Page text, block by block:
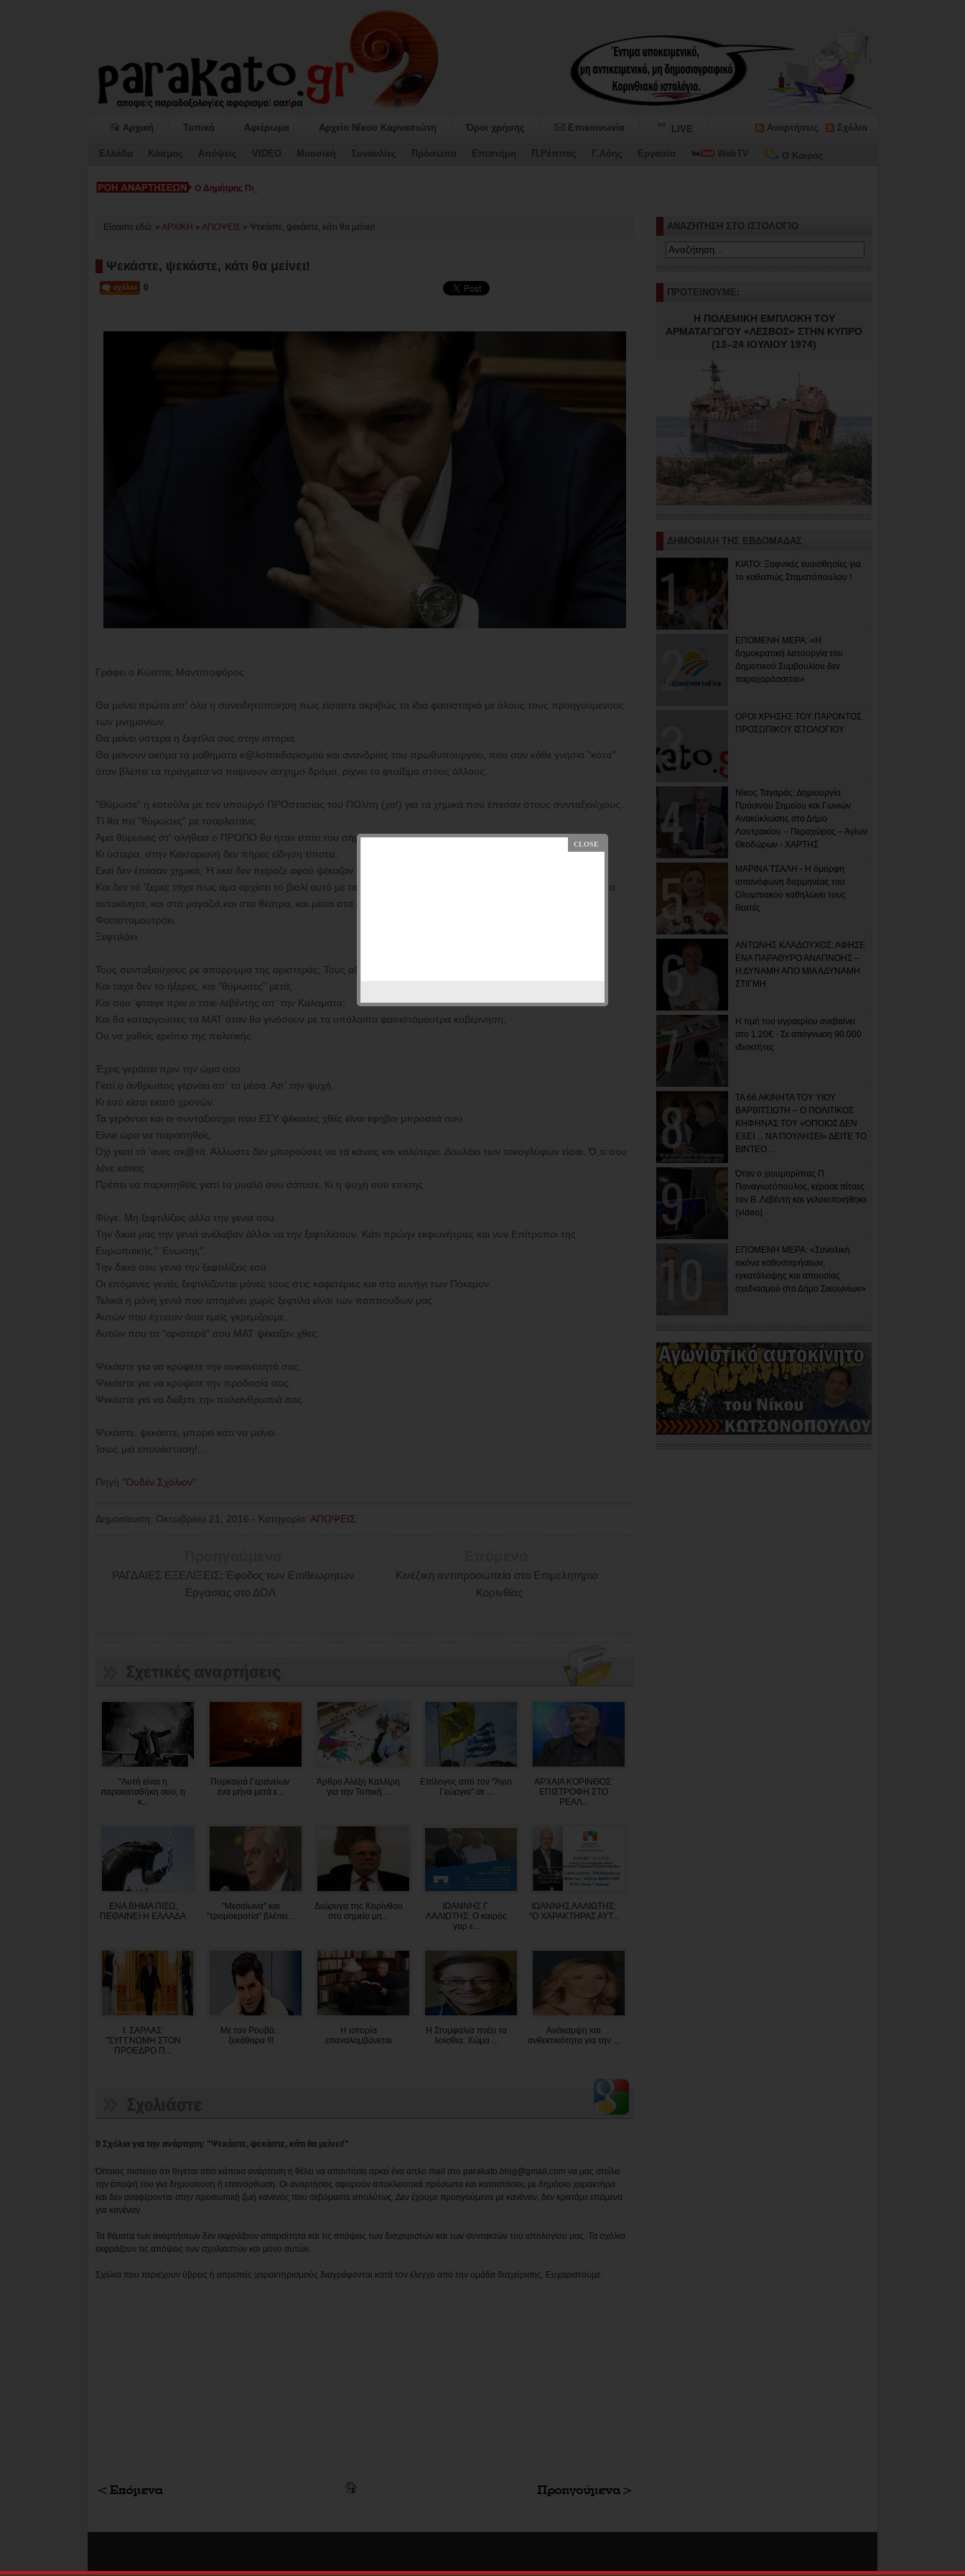
Αρχική Τοπικά Αφιέρωμα Αρχείο Νίκου Καρνασιώτη Όροι χρήσης Επικοινωνία LIVE Αναρτήσεις Σχόλια
Ελλάδα Κόσμος Απόψεις VIDEO Μουσική Συναυλίες Πρόσωπα Επιστήμη Π.Ρέππας Γ.Λόης Εργασία WebTV Ο Καιρός
Ο Δημήτρης Πιστεύος στο πλευρό των πληγέντων αγροτών του Δήμου -
Είσαστε εδώ: » ΑΡΧΙΚΗ » ΑΠΟΨΕΙΣ » Ψεκάστε, ψεκάστε, κάτι θα μείνει!
Ψεκάστε, ψεκάστε, κάτι θα μείνει!
0
Γράφει ο Κώστας Μαντατοφόρος
Θα μείνει πρώτα απ' όλα η συνειδητοποίηση πως είσαστε ακριβώς τα ίδια φασισταριά με όλους τους προηγούμενους
των μνημονίων.
Θα μείνει ύστερα η ξεφτίλα σας στην ιστορία.
Θα μείνουν ακόμα τα μαθήματα κ@λοπαιδαρισμού και ανανδρίας του πρωθυπουργού, που σαν κάθε γνήσια "κότα"
όταν βλέπει τα πράγματα να παίρνουν άσχημο δρόμο, ρίχνει το φταίξιμο στους άλλους.
"Θύμωσε" η κοτούλα με τον υπουργό ΠΡΟστασίας του ΠΟλίτη (χα!) για τα χημικά που έπεσαν στους συνταξιούχους.
Τί θα πεί "θύμωσες" ρε τσαρλατάνε;
Άμα θύμωνες στ' αλήθεια ο ΠΡΟΠΟ θα ήταν σπίτι του σήμερα και όχι στο υπουργείο.
Κι ύστερα, στην Καισαριανή δεν πήρες είδηση τίποτα;
Εκεί δεν έπεσαν χημικά; Ή εκεί δεν πείραζε αφού ψέκαζαν πολιτικούς σου αντίπαλους;
Και δεν τό 'ξερες τάχα πως άμα αρχίσει το βιολί αυτό με τα ψεκαστικά, τα ΜΑΤ θα ψεκάζουν τον κόσμο και μέσα στα
αυτοκίνητα, και στα μαγαζιά,και στα θέατρα, και μέσα στα σπίτια, και όπου γουστάρουν;
Φασιστομουτράκι.
Ξεφτιλάκι.
Τους συνταξιούχους ρε απόρριμμα της αριστεράς; Τους αδύναμους ρε σίχαμα;
Και τάχα δεν το ήξερες, και "θύμωσες" μετά;
Και σου 'φταιγε πριν ο τσικ-λεβέντης απ' την Καλαμάτα;
Και θα καταργούσες τα ΜΑΤ όταν θα γινόσουν με τα υπόλοιπα φασιστόμουτρα κυβέρνηση;
Ου να χαθείς ερείπιο της πολιτικής.
Έχεις γεράσει πριν την ώρα σου.
Γιατί ο άνθρωπος γερνάει απ' τα μέσα. Απ' την ψυχή.
Κι εσύ είσαι εκατό χρονών.
Τα γερόντια και οι συνταξιούχοι που ΕΣΥ ψέκασες χθές είναι έφηβοι μπροστά σου.
Είναι ώρα να παραιτηθείς.
Όχι γιατί τά 'ανες σκ@τά. Άλλωστε δεν μπορούσες να τα κάνεις και καλύτερα. Δουλάκι των τοκογλύφων είσαι. Ό,τι σου
λένε κάνεις.
Πρέπει να παραιτηθείς γιατί το μυαλό σου σάπισε. Κι η ψυχή σου επίσης.
Φύγε. Μη ξεφτιλίζεις άλλο την γενιά σου.
Την δικιά μας την γενιά ανέλαβαν άλλοι να την ξεφτιλίσουν. Κάτι πρώην εκφωνήτριες και νυν Επίτροποι της
Ευρωπαϊκής " Ένωσης".
Την δικιά σου γενιά την ξεφτιλίζεις εσύ.
Οι επόμενες γενιές ξεφτιλίζονται μόνες τους στις καφετέριες και στο κυνήγι των Πόκεμον.
Τελικά η μόνη γενιά που απομένει χωρίς ξεφτίλα είναι των παππούδων μας.
Αυτών που έχτισαν όσα εμείς γκρεμίζουμε.
Αυτών που τα "αριστερά" σου ΜΑΤ ψέκαζαν χθες.
Ψεκάστε για να κρύψετε την ανικανότητά σας.
Ψεκάστε για να κρύψετε την προδοσία σας.
Ψεκάστε για να δείξετε την παλιανθρωπιά σας.
Ψεκάστε, ψεκάστε, μπορεί κάτι να μείνει.
Ίσως μιά επανάσταση!...
Πηγή "Ουδέν Σχόλιον"
Δημοσίευση: Οκτωβρίου 21, 2016 - Κατηγορία: ΑΠΟΨΕΙΣ
Κινέζικη αντιπροσωπεία στο Επιμελητήριο
Κορινθίας
ΡΑΓΔΑΙΕΣ ΕΞΕΛΙΞΕΙΣ: Έφοδος των Επιθεωρητών
Εργασίας στο ΔΟΛ
"Αυτή είναι η
παρακαταθήκη σου, η
κ...
Πυρκαγιά Γερανείων:
ένα μήνα μετά ε...
Άρθρο Αλέξη Καλλίρη
για την Τοπική ...
Επίλογος από τον "Άγιο
Γεώργιο" σε ...
ΑΡΧΑΙΑ ΚΟΡΙΝΘΟΣ:
ΕΠΙΣΤΡΟΦΗ ΣΤΟ
ΡΕΑΛ...
ΕΝΑ ΒΗΜΑ ΠΙΣΩ,
ΠΕΘΑΙΝΕΙ Η ΕΛΛΑΔΑ
"Μεσαίωνα" και
"τρομοκρατία" βλέπει...
Διώρυγα της Κορίνθου
στο σημείο μη...
ΙΩΑΝΝΗΣ Γ.
ΛΑΛΙΩΤΗΣ: Ο καιρός
γαρ ε...
ΙΩΑΝΝΗΣ ΛΑΛΙΩΤΗΣ:
"O XAΡΑΚΤΗΡΑΣ ΑΥΤ...
Ι. ΣΑΡΛΑΣ:
"ΣΥΓΓΝΩΜΗ ΣΤΟΝ
ΠΡΟΕΔΡΟ Π...
Με τον Ρουβά...
ξεκάθαρα !!!
Η ιστορία
επαναλαμβάνεται
Η Στυμφαλία πνέει τα
λοίσθια: Χώμα ...
Ανάκαμψη και
ανθεκτικότητα για την ...
0 Σχόλια για την ανάρτηση: "Ψεκάστε, ψεκάστε, κάτι θα μείνει!"
Όποιος πιστεύει ότι θίγεται από κάποια ανάρτηση ή θέλει να απαντήσει αρκεί ένα απλό mail στο parakato.blog@gmail.com να μας στείλει
την άποψή του για δημοσίευση ή επανόρθωση. Οι αναρτήσεις αφορούν αποκλειστικά πρόσωπα και καταστάσεις με δημόσιο χαρακτήρα
και δεν αναφέρονται στην προσωπική ζωή κανενός που σεβόμαστε απολύτως. Δεν έχουμε προηγούμενα με κανέναν, δεν κρατάμε επόμενα
για κανέναν.
Τα θέματα των αναρτήσεων δεν εκφράζουν απαραίτητα και τις απόψεις των διαχειριστών και των συντακτών του ιστολογίου μας. Τα σχόλια
εκφράζουν τις απόψεις των σχολιαστών και μόνο αυτών.
Σχόλια που περιέχουν ύβρεις ή απρεπείς χαρακτηρισμούς διαγράφονται κατά τον έλεγχο από την ομάδα διαχείρισης. Ευχαριστούμε.
ΑΝΑΖΗΤΗΣΗ ΣΤΟ ΙΣΤΟΛΟΓΙΟ
ΠΡΟΤΕΙΝΟΥΜΕ:
Η ΠΟΛΕΜΙΚΗ ΕΜΠΛΟΚΗ ΤΟΥ
ΑΡΜΑΤΑΓΩΓΟΥ «ΛΕΣΒΟΣ» ΣΤΗΝ ΚΥΠΡΟ
(13–24 ΙΟΥΛΙΟΥ 1974)
ΔΗΜΟΦΙΛΗ ΤΗΣ ΕΒΔΟΜΑΔΑΣ
ΚΙΑΤΟ: Ξαφνικές ευαισθησίες για
το καθεστώς Σταματόπουλου !
ΕΠΟΜΕΝΗ ΜΕΡΑ: «Η
δημοκρατική λειτουργία του
Δημοτικού Συμβουλίου δεν
παραχαράσσεται»
ΟΡΟΙ ΧΡΗΣΗΣ ΤΟΥ ΠΑΡΟΝΤΟΣ
ΠΡΟΣΩΠΙΚΟΥ ΙΣΤΟΛΟΓΙΟΥ
Νίκος Ταγαράς: Δημιουργία
Πράσινου Σημείου και Γωνιών
Ανακύκλωσης στο Δήμο
Λουτρακίου – Περαχώρας – Αγίων
Θεοδώρων - ΧΑΡΤΗΣ
ΜΑΡΙΝΑ ΤΣΑΛΗ - Η όμορφη
ισπανόφωνη διερμηνέας του
Ολυμπιακού καθηλώνει τους
θεατές
ΑΝΤΩΝΗΣ ΚΛΑΔΟΥΧΟΣ: ΑΦΗΣΕ
ΕΝΑ ΠΑΡΑΘΥΡΟ ΑΝΑΠΝΟΗΣ –
Η ΔΥΝΑΜΗ ΑΠΟ ΜΙΑ ΑΔΥΝΑΜΗ
ΣΤΙΓΜΗ
Η τιμή του υγραερίου ανεβαίνει
στο 1.20€ - Σε απόγνωση 90.000
ιδιοκτήτες
ΤΑ 66 ΑΚΙΝΗΤΑ ΤΟΥ ΥΙΟΥ
ΒΑΡΒΙΤΣΙΩΤΗ – Ο ΠΟΛΙΤΙΚΟΣ
ΚΗΦΗΝΑΣ ΤΟΥ «ΟΠΟΙΟΣ ΔΕΝ
ΕΧΕΙ… ΝΑ ΠΟΥΛΗΣΕΙ» ΔΕΙΤΕ ΤΟ
ΒΙΝΤΕΟ…
Όταν ο χιουμορίστας Π.
Παναγιωτόπουλος, κέρασε πίτσες
τον Β. Λεβέντη και γελοιοποιήθηκε
(video)
ΕΠΟΜΕΝΗ ΜΕΡΑ: «Συνολική
εικόνα καθυστερήσεων,
εγκατάλειψης και απουσίας
σχεδιασμού στο Δήμο Σικυωνίων»